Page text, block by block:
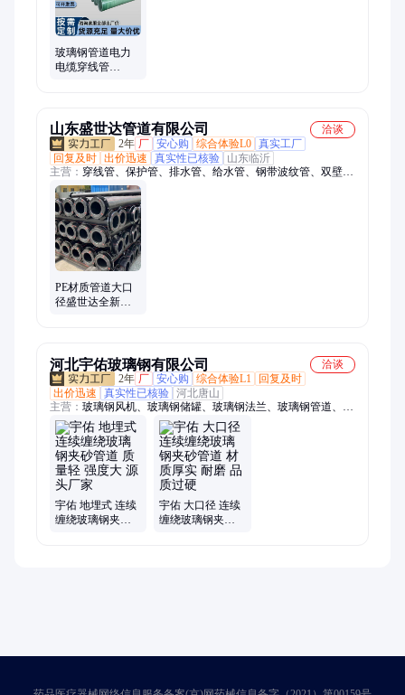
玻璃钢管道电力
电缆穿线管
山东盛世达管道有限公司
洽谈
2年 厂 安心购 综合体验L0 真实工厂
回复及时 出价迅速 真实性已核验
山东临沂
主营： 穿线管、保护管、排水管、给水管、钢带波纹管、双壁波
纹管、钢丝网骨架管
PE材质管道大口
径盛世达全新料
河北宇佑玻璃钢有限公司
洽谈
2年 厂 安心购 综合体验L1
回复及时
出价迅速
真实性已核验 河北唐山
主营： 玻璃钢风机、玻璃钢储罐、玻璃钢法兰、玻璃钢管道、玻
璃钢弯头、玻璃钢脱硫塔、玻璃钢化粪池、玻璃钢格栅
宇佑 地埋式 连续
缠绕玻璃钢夹砂
宇佑 大口径 连续
缠绕玻璃钢夹砂